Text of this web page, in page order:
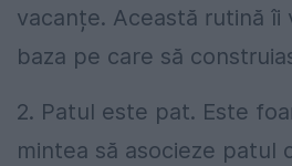
vacanțe. Această rutină îi
baza pe care să
2. Patul este pat. Este
mintea să asocieze patul